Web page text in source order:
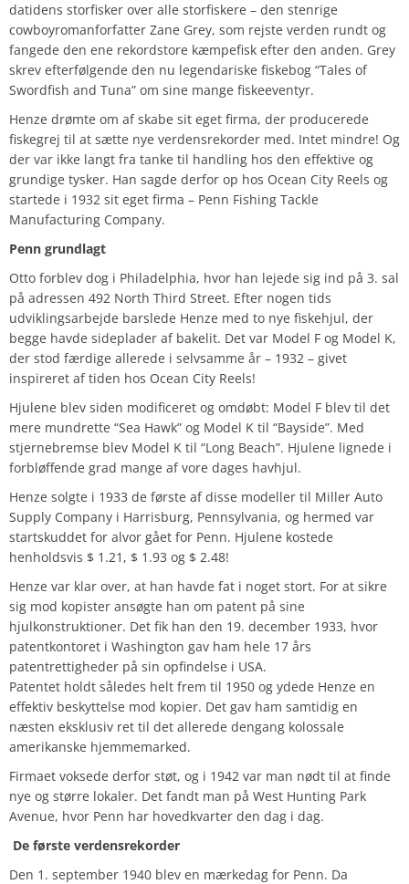
datidens storfisker over alle storfiskere – den stenrige
cowboyromanforfatter Zane Grey, som rejste verden rundt og
fangede den ene rekordstore kæmpefisk efter den anden. Grey
skrev efterfølgende den nu legendariske fiskebog “Tales of
Swordfish and Tuna” om sine mange fiskeeventyr.
Henze drømte om af skabe sit eget firma, der producerede
fiskegrej til at sætte nye verdensrekorder med. Intet mindre! Og
der var ikke langt fra tanke til handling hos den effektive og
grundige tysker. Han sagde derfor op hos Ocean City Reels og
startede i 1932 sit eget firma – Penn Fishing Tackle
Manufacturing Company.
Penn grundlagt
Otto forblev dog i Philadelphia, hvor han lejede sig ind på 3. sal
på adressen 492 North Third Street. Efter nogen tids
udviklingsarbejde barslede Henze med to nye fiskehjul, der
begge havde sideplader af bakelit. Det var Model F og Model K,
der stod færdige allerede i selvsamme år – 1932 – givet
inspireret af tiden hos Ocean City Reels!
Hjulene blev siden modificeret og omdøbt: Model F blev til det
mere mundrette “Sea Hawk” og Model K til “Bayside”. Med
stjernebremse blev Model K til “Long Beach”. Hjulene lignede i
forbløffende grad mange af vore dages havhjul.
Henze solgte i 1933 de første af disse modeller til Miller Auto
Supply Company i Harrisburg, Pennsylvania, og hermed var
startskuddet for alvor gået for Penn. Hjulene kostede
henholdsvis $ 1.21, $ 1.93 og $ 2.48!
Henze var klar over, at han havde fat i noget stort. For at sikre
sig mod kopister ansøgte han om patent på sine
hjulkonstruktioner. Det fik han den 19. december 1933, hvor
patentkontoret i Washington gav ham hele 17 års
patentrettigheder på sin opfindelse i USA.
Patentet holdt således helt frem til 1950 og ydede Henze en
effektiv beskyttelse mod kopier. Det gav ham samtidig en
næsten eksklusiv ret til det allerede dengang kolossale
amerikanske hjemmemarked.
Firmaet voksede derfor støt, og i 1942 var man nødt til at finde
nye og større lokaler. Det fandt man på West Hunting Park
Avenue, hvor Penn har hovedkvarter den dag i dag.
De første verdensrekorder
Den 1. september 1940 blev en mærkedag for Penn. Da